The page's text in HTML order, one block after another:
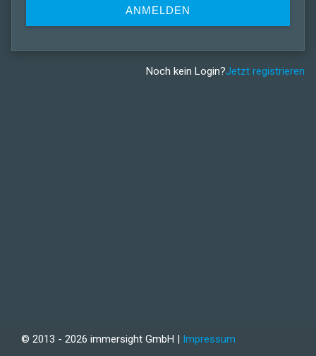
ANMELDEN
Noch kein Login?Jetzt registrieren
© 2013 - 2026 immersight GmbH | Impressum